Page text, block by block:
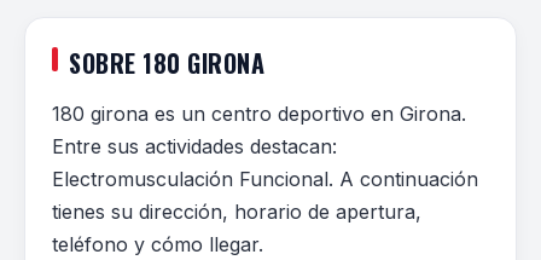
SOBRE 180 GIRONA
180 girona es un centro deportivo en Girona.
Entre sus actividades destacan:
Electromusculación Funcional. A continuación
tienes su dirección, horario de apertura,
teléfono y cómo llegar.